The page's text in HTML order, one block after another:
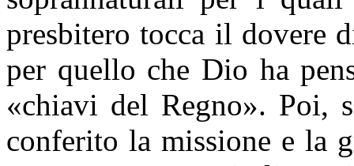
presbitero tocca il dovere
per quello che Dio ha
«chiavi del Regno». Poi,
conferito la missione e la